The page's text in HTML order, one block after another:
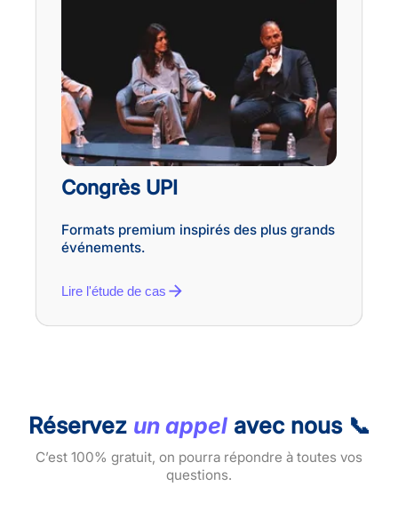
Congrès UPI
Formats premium inspirés des plus grands
événements.
Lire l'étude de cas
Réservez un appelavec nous 📞
C’est 100% gratuit, on pourra répondre à toutes vos
questions.